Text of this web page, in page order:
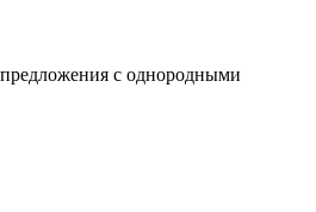
с однородными